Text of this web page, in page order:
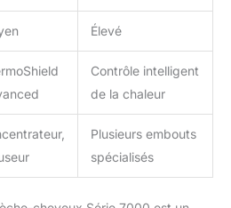
Élevé
Contrôle intelligent
de la chaleur
Plusieurs embouts
spécialisés